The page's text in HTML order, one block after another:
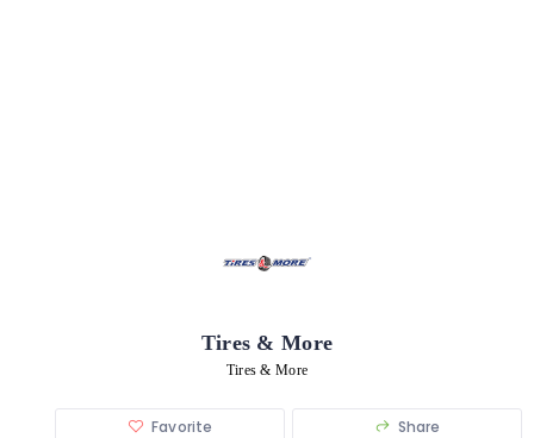
Tires & More
Tires & More
Favorite Share